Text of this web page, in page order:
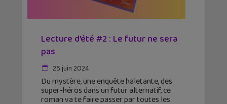
Lecture d’été #2 : Le futur ne sera
pas
25 juin 2024
Du mystère, une enquête haletante, des
super-héros dans un futur alternatif, ce
roman va te faire passer par toutes les